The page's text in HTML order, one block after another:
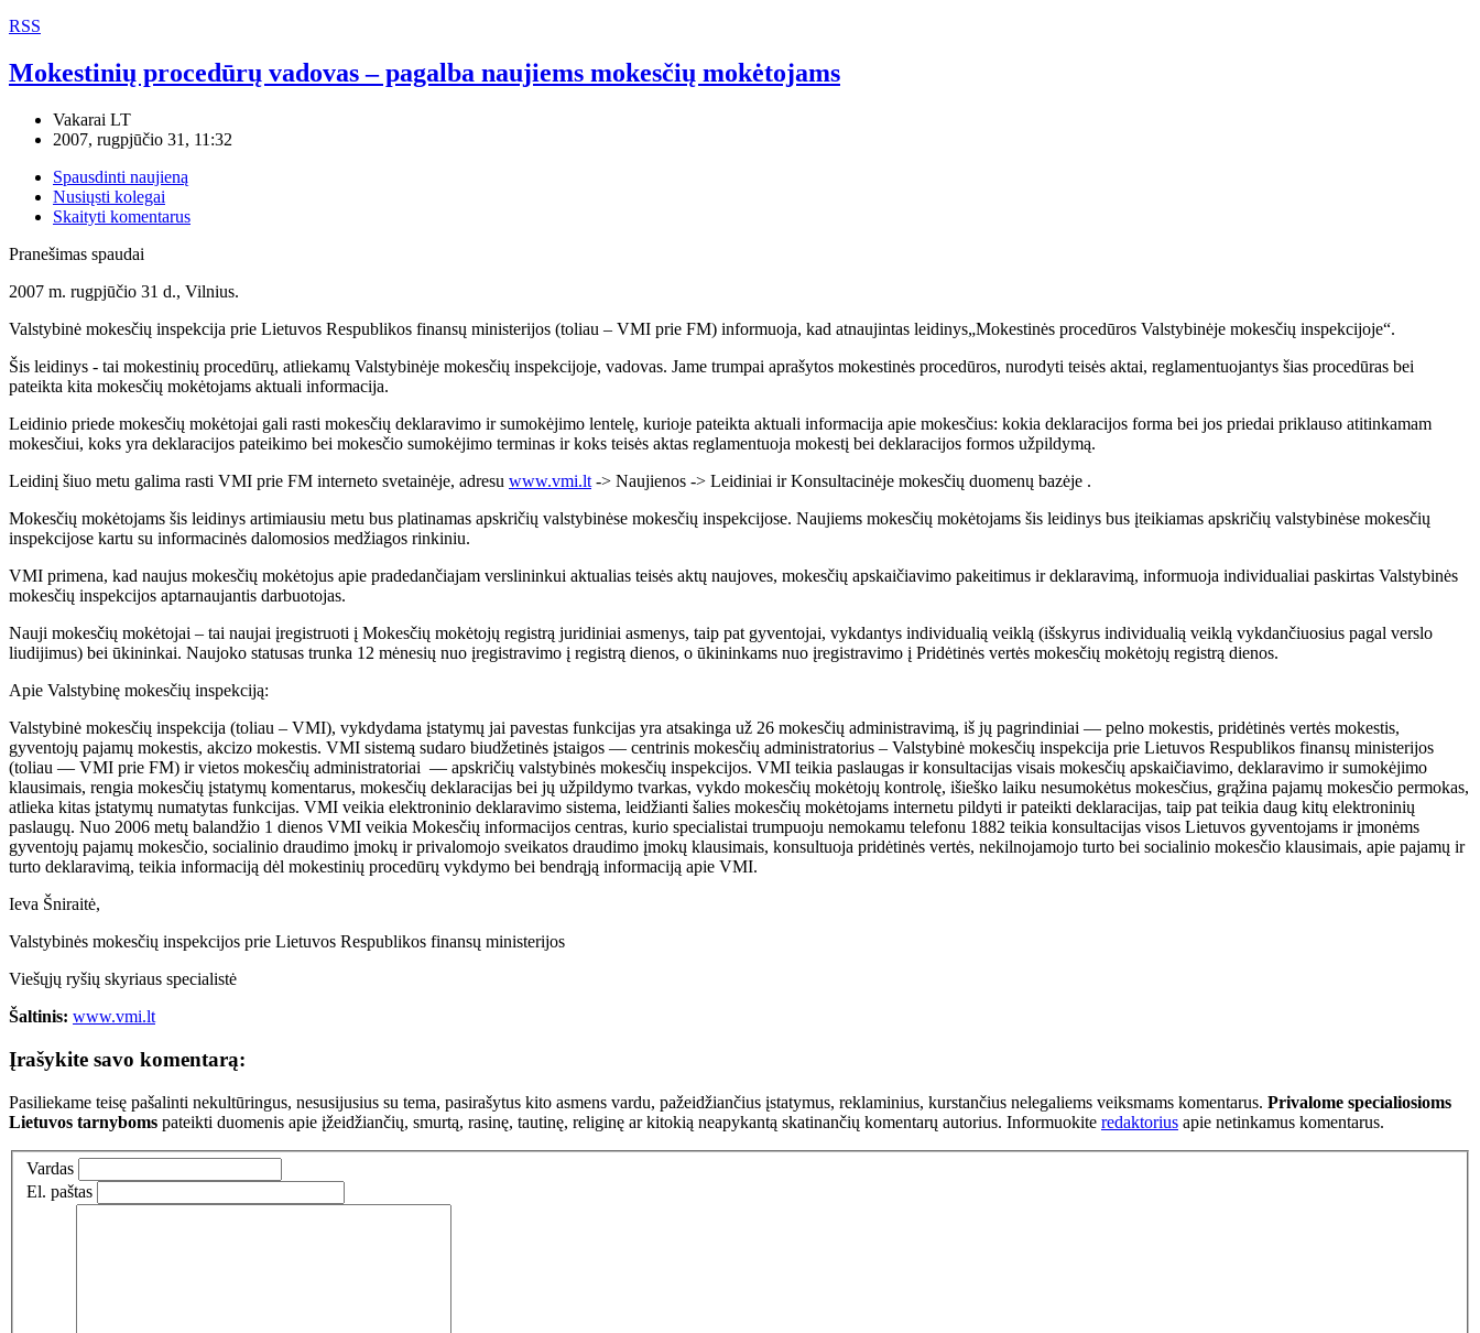
RSS
Mokestinių procedūrų vadovas – pagalba naujiems mokesčių mokėtojams
Vakarai LT
2007, rugpjūčio 31, 11:32
Spausdinti naujieną
Nusiųsti kolegai
Skaityti komentarus
Pranešimas spaudai
2007 m. rugpjūčio 31 d., Vilnius.
Valstybinė mokesčių inspekcija prie Lietuvos Respublikos finansų ministerijos (toliau – VMI prie FM) informuoja, kad atnaujintas leidinys„Mokestinės procedūros Valstybinėje mokesčių inspekcijoje“.
Šis leidinys - tai mokestinių procedūrų, atliekamų Valstybinėje mokesčių inspekcijoje, vadovas. Jame trumpai aprašytos mokestinės procedūros, nurodyti teisės aktai, reglamentuojantys šias procedūras bei
pateikta kita mokesčių mokėtojams aktuali informacija.
Leidinio priede mokesčių mokėtojai gali rasti mokesčių deklaravimo ir sumokėjimo lentelę, kurioje pateikta aktuali informacija apie mokesčius: kokia deklaracijos forma bei jos priedai priklauso atitinkamam
mokesčiui, koks yra deklaracijos pateikimo bei mokesčio sumokėjimo terminas ir koks teisės aktas reglamentuoja mokestį bei deklaracijos formos užpildymą.
Leidinį šiuo metu galima rasti VMI prie FM interneto svetainėje, adresu www.vmi.lt -> Naujienos -> Leidiniai ir Konsultacinėje mokesčių duomenų bazėje .
Mokesčių mokėtojams šis leidinys artimiausiu metu bus platinamas apskričių valstybinėse mokesčių inspekcijose. Naujiems mokesčių mokėtojams šis leidinys bus įteikiamas apskričių valstybinėse mokesčių
inspekcijose kartu su informacinės dalomosios medžiagos rinkiniu.
VMI primena, kad naujus mokesčių mokėtojus apie pradedančiajam verslininkui aktualias teisės aktų naujoves, mokesčių apskaičiavimo pakeitimus ir deklaravimą, informuoja individualiai paskirtas Valstybinės
mokesčių inspekcijos aptarnaujantis darbuotojas.
Nauji mokesčių mokėtojai – tai naujai įregistruoti į Mokesčių mokėtojų registrą juridiniai asmenys, taip pat gyventojai, vykdantys individualią veiklą (išskyrus individualią veiklą vykdančiuosius pagal verslo
liudijimus) bei ūkininkai. Naujoko statusas trunka 12 mėnesių nuo įregistravimo į registrą dienos, o ūkininkams nuo įregistravimo į Pridėtinės vertės mokesčių mokėtojų registrą dienos.
Apie Valstybinę mokesčių inspekciją:
Valstybinė mokesčių inspekcija (toliau – VMI), vykdydama įstatymų jai pavestas funkcijas yra atsakinga už 26 mokesčių administravimą, iš jų pagrindiniai — pelno mokestis, pridėtinės vertės mokestis,
gyventojų pajamų mokestis, akcizo mokestis. VMI sistemą sudaro biudžetinės įstaigos — centrinis mokesčių administratorius – Valstybinė mokesčių inspekcija prie Lietuvos Respublikos finansų ministerijos
(toliau — VMI prie FM) ir vietos mokesčių administratoriai — apskričių valstybinės mokesčių inspekcijos. VMI teikia paslaugas ir konsultacijas visais mokesčių apskaičiavimo, deklaravimo ir sumokėjimo
klausimais, rengia mokesčių įstatymų komentarus, mokesčių deklaracijas bei jų užpildymo tvarkas, vykdo mokesčių mokėtojų kontrolę, išieško laiku nesumokėtus mokesčius, grąžina pajamų mokesčio permokas,
atlieka kitas įstatymų numatytas funkcijas. VMI veikia elektroninio deklaravimo sistema, leidžianti šalies mokesčių mokėtojams internetu pildyti ir pateikti deklaracijas, taip pat teikia daug kitų elektroninių
paslaugų. Nuo 2006 metų balandžio 1 dienos VMI veikia Mokesčių informacijos centras, kurio specialistai trumpuoju nemokamu telefonu 1882 teikia konsultacijas visos Lietuvos gyventojams ir įmonėms
gyventojų pajamų mokesčio, socialinio draudimo įmokų ir privalomojo sveikatos draudimo įmokų klausimais, konsultuoja pridėtinės vertės, nekilnojamojo turto bei socialinio mokesčio klausimais, apie pajamų ir
turto deklaravimą, teikia informaciją dėl mokestinių procedūrų vykdymo bei bendrąją informaciją apie VMI.
Ieva Šniraitė,
Valstybinės mokesčių inspekcijos prie Lietuvos Respublikos finansų ministerijos
Viešųjų ryšių skyriaus specialistė
Šaltinis: www.vmi.lt
Įrašykite savo komentarą:
Pasiliekame teisę pašalinti nekultūringus, nesusijusius su tema, pasirašytus kito asmens vardu, pažeidžiančius įstatymus, reklaminius, kurstančius nelegaliems veiksmams komentarus. Privalome specialiosioms
Lietuvos tarnyboms pateikti duomenis apie įžeidžiančių, smurtą, rasinę, tautinę, religinę ar kitokią neapykantą skatinančių komentarų autorius. Informuokite redaktorius apie netinkamus komentarus.
Vardas
El. paštas